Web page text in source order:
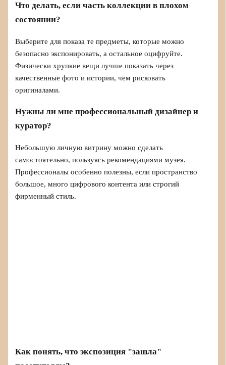
Что делать, если часть коллекции в плохом
состоянии?
Выберите для показа те предметы, которые можно
безопасно экспонировать, а остальное оцифруйте.
Физически хрупкие вещи лучше показать через
качественные фото и истории, чем рисковать
оригиналами.
Нужны ли мне профессиональный дизайнер и
куратор?
Небольшую личную витрину можно сделать
самостоятельно, пользуясь рекомендациями музея.
Профессионалы особенно полезны, если пространство
большое, много цифрового контента или строгий
фирменный стиль.
Как понять, что экспозиция "зашла"